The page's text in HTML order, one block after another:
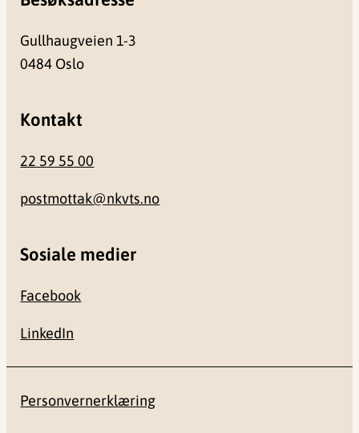
Gullhaugveien 1-3
0484 Oslo
Kontakt
22 59 55 00
postmottak@nkvts.no
Sosiale medier
Facebook
LinkedIn
Personvernerklæring